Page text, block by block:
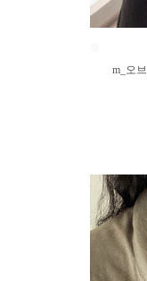
m_오